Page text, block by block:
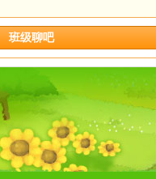
班级聊吧